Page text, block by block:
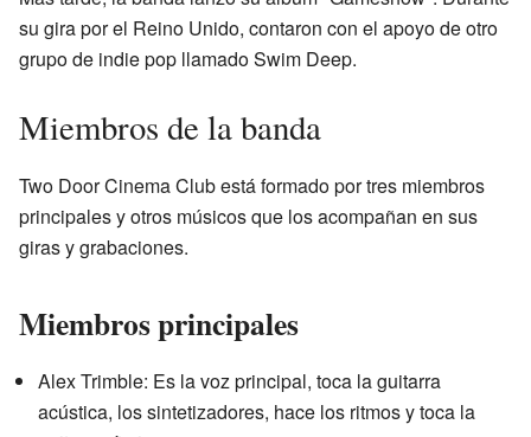
su gira por el Reino Unido, contaron con el apoyo de otro
grupo de indie pop llamado Swim Deep.
Miembros de la banda
Two Door Cinema Club está formado por tres miembros
principales y otros músicos que los acompañan en sus
giras y grabaciones.
Miembros principales
Alex Trimble: Es la voz principal, toca la guitarra
acústica, los sintetizadores, hace los ritmos y toca la